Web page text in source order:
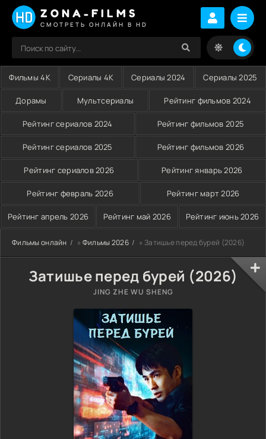
ZONA-FILMS
СМОТРЕТЬ ОНЛАЙН В HD
Фильмы 4K Сериалы 4K Сериалы 2024 Сериалы 2025
Дорамы Мультсериалы Рейтинг фильмов 2024
Рейтинг сериалов 2024 Рейтинг фильмов 2025
Рейтинг сериалов 2025 Рейтинг фильмов 2026
Рейтинг сериалов 2026 Рейтинг январь 2026
Рейтинг февраль 2026 Рейтинг март 2026
Рейтинг апрель 2026 Рейтинг май 2026 Рейтинг июнь 2026
Фильмы онлайн » Фильмы 2026 » Затишье перед бурей (2026)
Затишье перед бурей (2026)
JING ZHE WU SHENG